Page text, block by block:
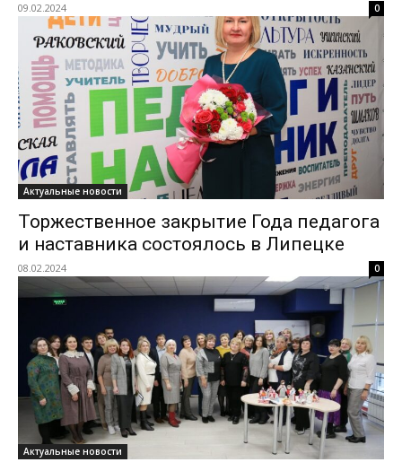
09.02.2024 0
Актуальные новости
Торжественное закрытие Года педагога
и наставника состоялось в Липецке
08.02.2024 0
Актуальные новости